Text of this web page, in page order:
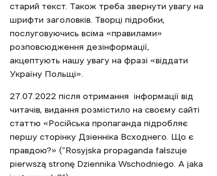
старий текст. Також треба звернути увагу на
шрифти заголовків. Творці підробки,
послуговуючись всіма «правилами»
розповсюдження дезінформації,
акцептують нашу увагу на фразі «віддати
Україну Польщі».
27.07.2022 після отримання інформації від
читачів, видання розмістило на своєму сайті
статтю «Російська пропаганда підробляє
першу сторінку Дзіенніка Всходнего. Що є
правдою?» (“Rosyjska propaganda fałszuje
pierwszą stronę Dziennika Wschodniego. A jaka